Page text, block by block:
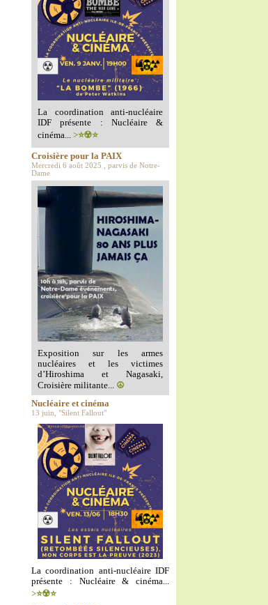
La coordination anti-nucléaire
IDF présente : Nucléaire &
cinéma... >⭐️☢️⭐️
Croisière pour la PAIX
Mercredi 6 août 2025 , parvis de Notre-
Dame
Exposition sur les armes
nucléaires et les victimes
d’Hiroshima et Nagasaki,
Croisière militante... ☮️
Nucléaire et cinéma
13 juin, "Silent Fallout"
La coordination anti-nucléaire IDF
présente : Nucléaire & cinéma...
>⭐️☢️⭐️